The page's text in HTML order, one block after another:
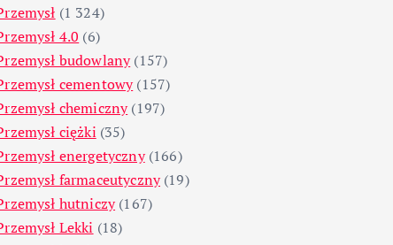
(1 324)
4.0 (6)
budowlany(157)
cementowy(157)
chemiczny(197)
ciężki (35)
energetyczny(166)
farmaceutyczny(19)
hutniczy(167)
Lekki (18)